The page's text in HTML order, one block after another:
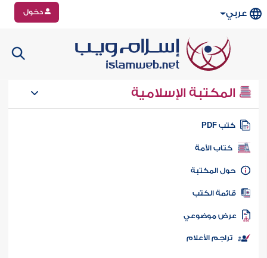
عربي دخول
المكتبة الإسلامية
كتب PDF
كتاب الأمة
المكتبة
الكتب
موضوعي